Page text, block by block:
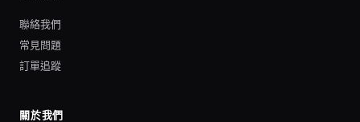
聯絡我們
常見問題
訂單追蹤
關於我們